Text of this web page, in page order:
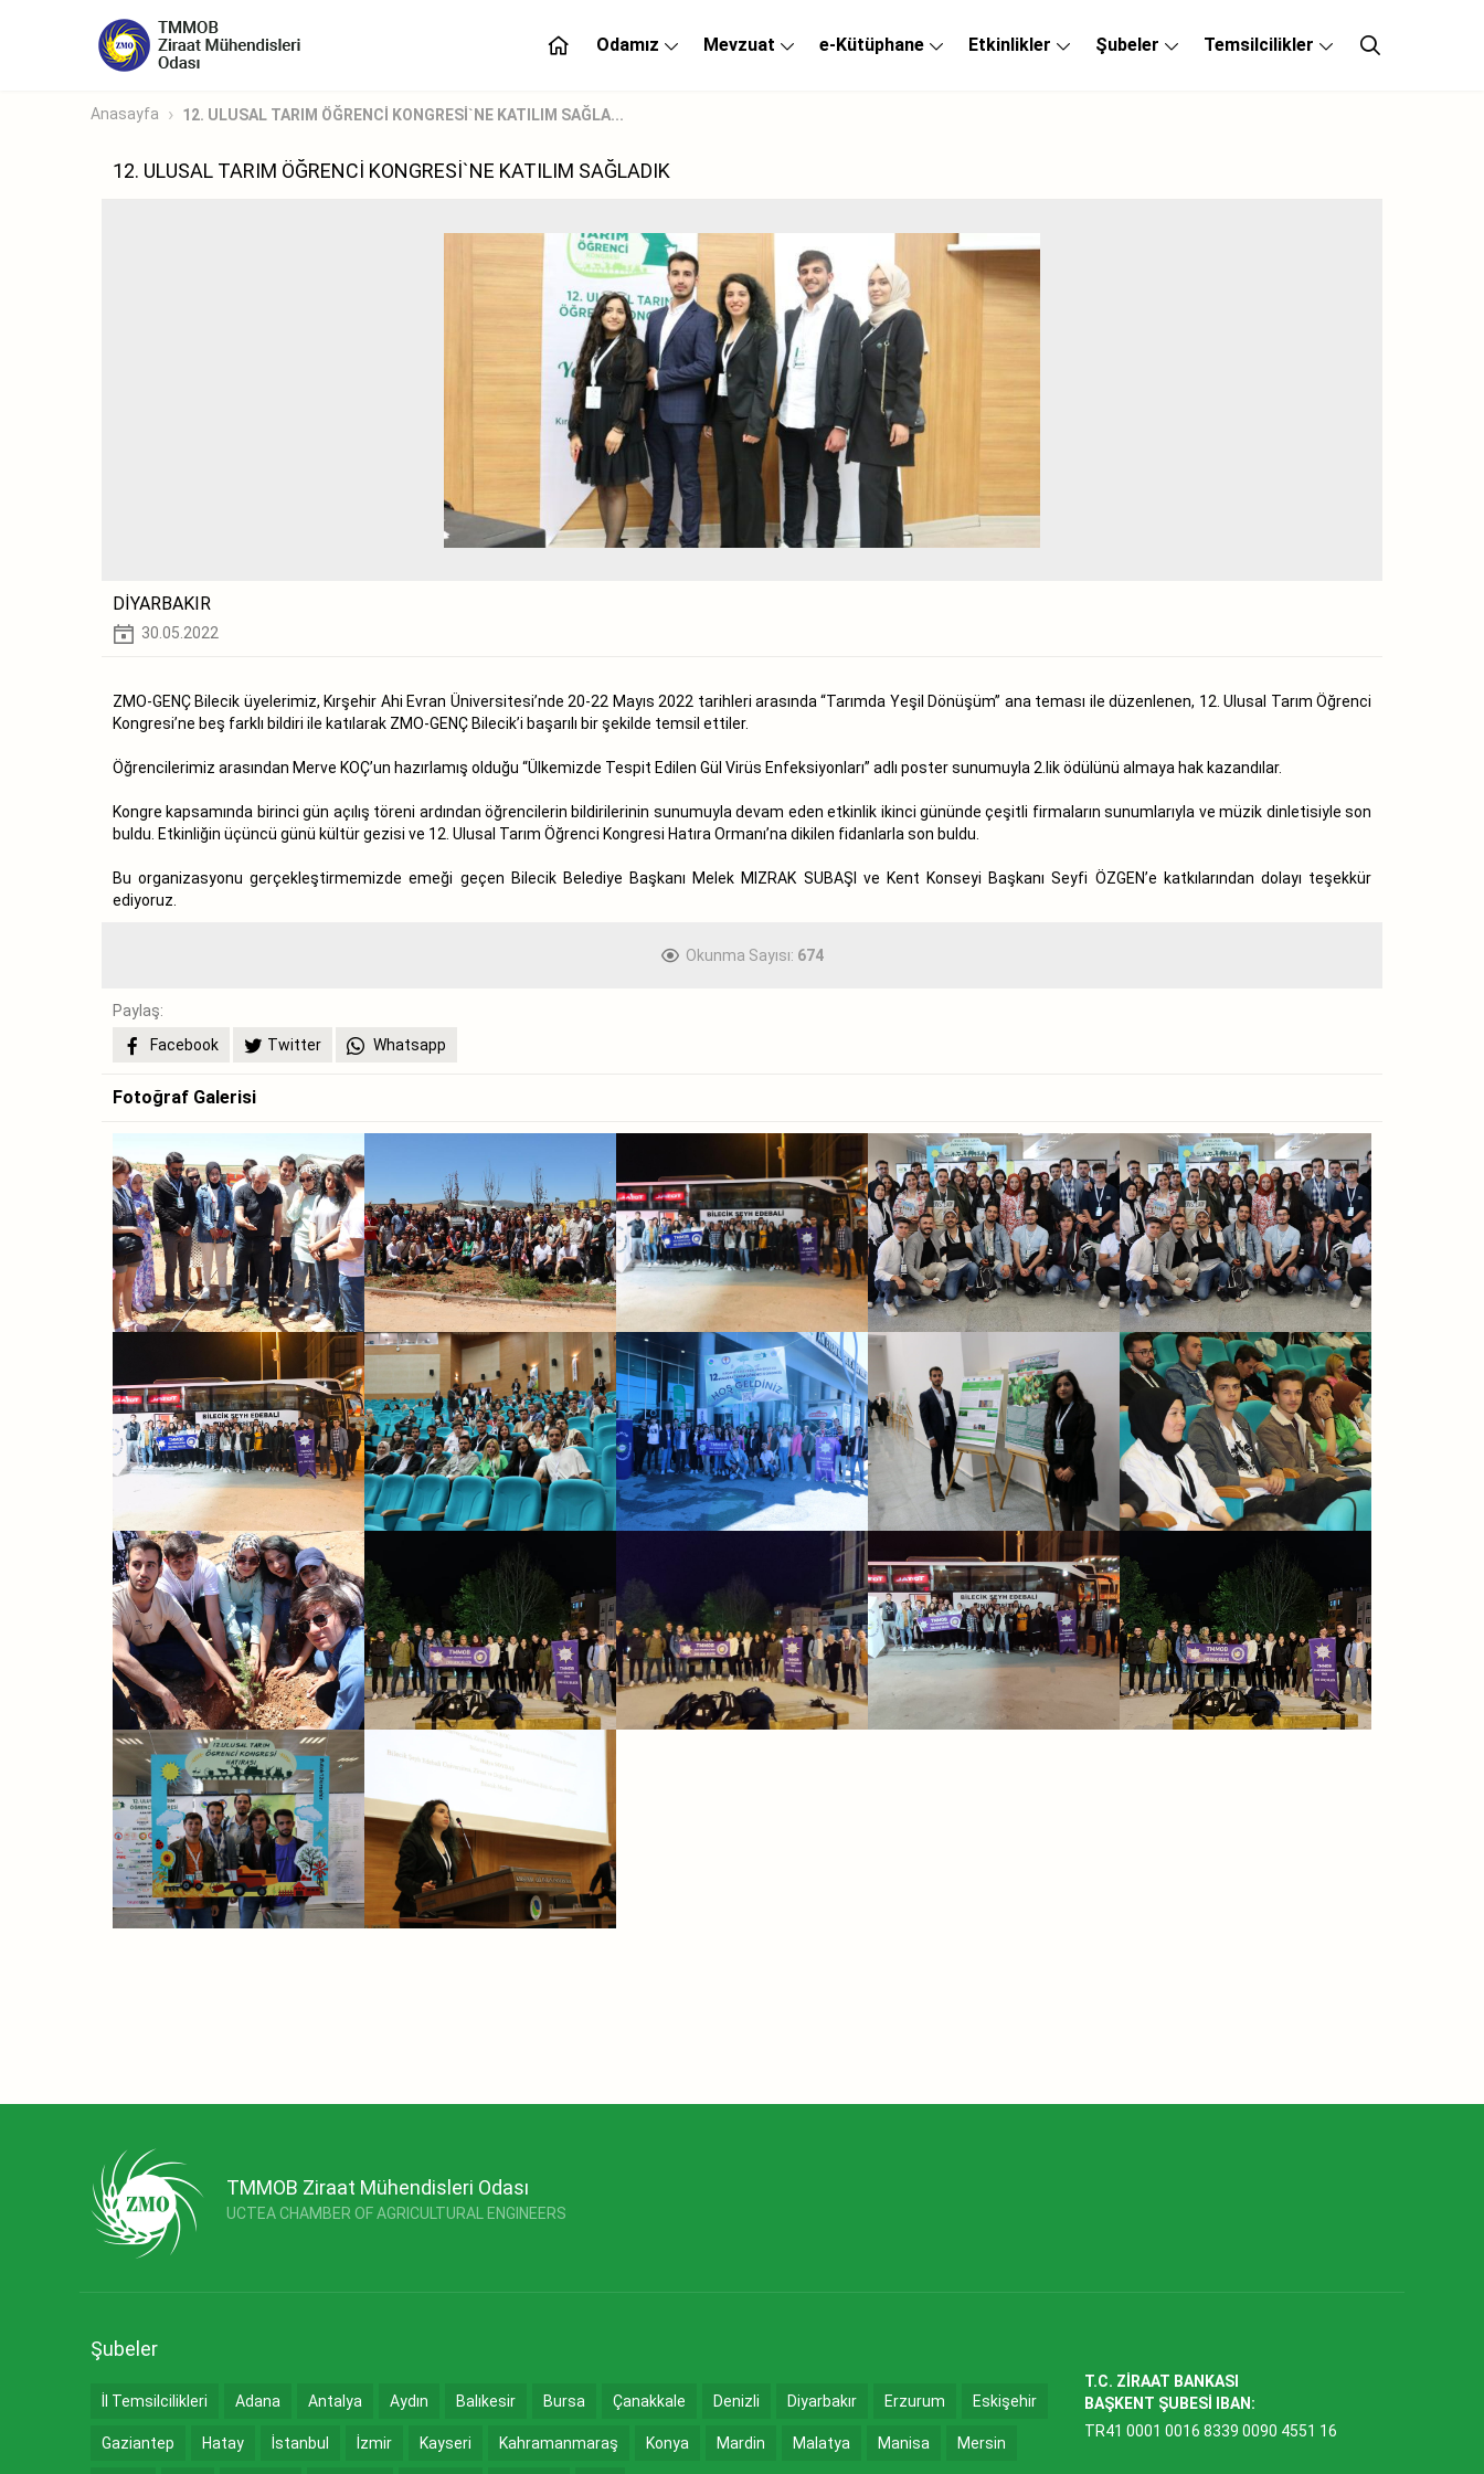
Odamız Mevzuat e-Kütüphane Etkinlikler Şubeler Temsilcilikler
Anasayfa 12. ULUSAL TARIM ÖĞRENCİ KONGRESİ`NE KATILIM SAĞLA...
12. ULUSAL TARIM ÖĞRENCİ KONGRESİ`NE KATILIM SAĞLADIK
DİYARBAKIR
30.05.2022
ZMO-GENÇ Bilecik üyelerimiz, Kırşehir Ahi Evran Üniversitesi’nde 20-22 Mayıs 2022 tarihleri arasında “Tarımda Yeşil Dönüşüm” ana teması ile düzenlenen, 12. Ulusal Tarım Öğrenci
Kongresi’ne beş farklı bildiri ile katılarak ZMO-GENÇ Bilecik’i başarılı bir şekilde temsil ettiler.
Öğrencilerimiz arasından Merve KOÇ’un hazırlamış olduğu “Ülkemizde Tespit Edilen Gül Virüs Enfeksiyonları” adlı poster sunumuyla 2.lik ödülünü almaya hak kazandılar.
Kongre kapsamında birinci gün açılış töreni ardından öğrencilerin bildirilerinin sunumuyla devam eden etkinlik ikinci gününde çeşitli firmaların sunumlarıyla ve müzik dinletisiyle son
buldu. Etkinliğin üçüncü günü kültür gezisi ve 12. Ulusal Tarım Öğrenci Kongresi Hatıra Ormanı’na dikilen fidanlarla son buldu.
Bu organizasyonu gerçekleştirmemizde emeği geçen Bilecik Belediye Başkanı Melek MIZRAK SUBAŞI ve Kent Konseyi Başkanı Seyfi ÖZGEN’e katkılarından dolayı teşekkür
ediyoruz.
Okunma Sayısı: 674
Paylaş:
Facebook
Twitter Whatsapp
Fotoğraf Galerisi
TMMOB Ziraat Mühendisleri Odası
UCTEA CHAMBER OF AGRICULTURAL ENGINEERS
Şubeler
İl Temsilcilikleri Adana Antalya Aydın Balıkesir Bursa Çanakkale Denizli Diyarbakır Erzurum Eskişehir
Gaziantep Hatay İstanbul İzmir Kayseri Kahramanmaraş Konya Mardin Malatya Manisa Mersin
T.C. ZİRAAT BANKASI
BAŞKENT ŞUBESİ IBAN:
TR41 0001 0016 8339 0090 4551 16